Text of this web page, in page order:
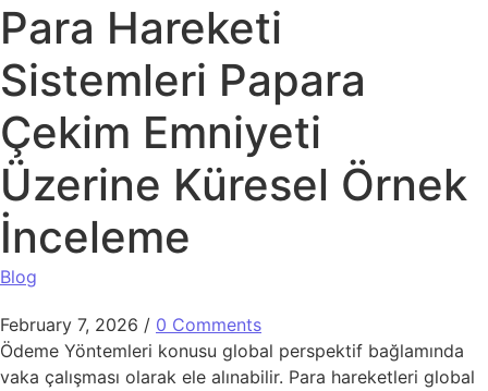
Para Hareketi
Sistemleri Papara
Çekim Emniyeti
Üzerine Küresel Örnek
İnceleme
Blog
February 7, 2026 / 0 Comments
Ödeme Yöntemleri konusu global perspektif bağlamında
vaka çalışması olarak ele alınabilir. Para hareketleri global